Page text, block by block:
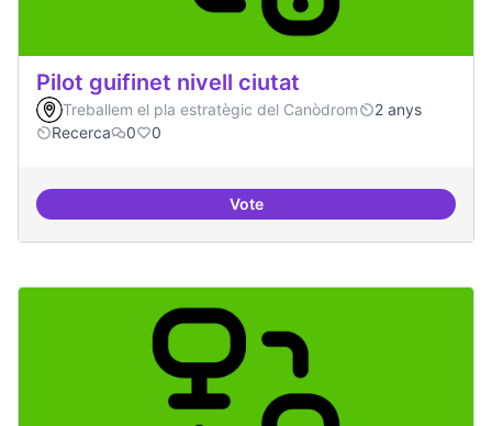
Pilot guifinet nivell ciutat
Treballem el pla estratègic del Canòdrom
2 anys
Recerca
0 0
VotePilot guifinet nivell ciutat